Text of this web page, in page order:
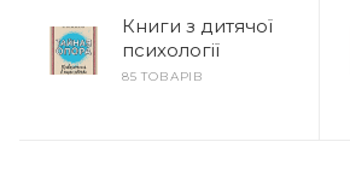
Книги з дитячої
психології
85 ТОВАРІВ